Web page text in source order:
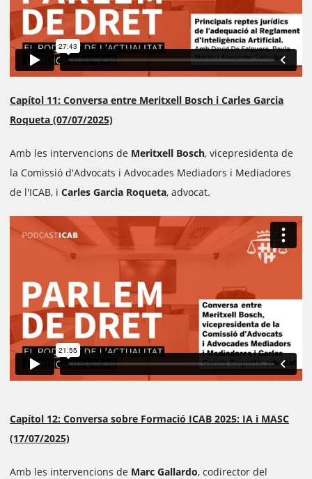
Capítol 11: Conversa entre Meritxell Bosch i Carles Garcia
Roqueta (07/07/2025)
Amb les intervencions de Meritxell Bosch, vicepresidenta de
la Comissió d'Advocats i Advocades Mediadors i Mediadores
de l'ICAB, i Carles Garcia Roqueta, advocat.
Capítol 12: Conversa sobre Formació ICAB 2025: IA i MASC
(17/07/2025)
Amb les intervencions de Marc Gallardo, codirector del